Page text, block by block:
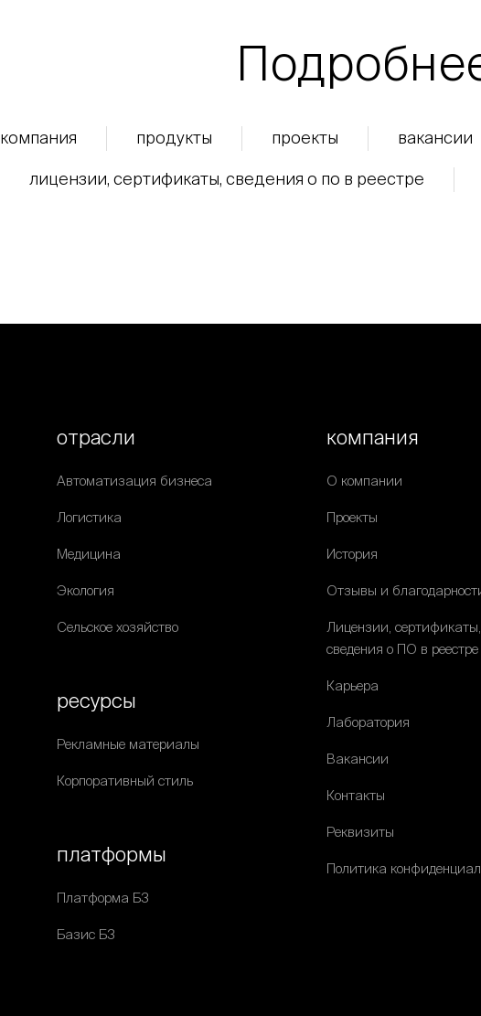
компания продукты проекты вакансии
лицензии, сертификаты, сведения о по в реестре
отрасли
Автоматизация бизнеса
Логистика
Медицина
Экология
Сельское хозяйство
ресурсы
Рекламные материалы
Корпоративный стиль
платформы
Платформа Б3
Базис Б3
компания
О компании
Проекты
История
Отзывы и
Лицензии, сертификаты,
сведения о ПО в реестре
Карьера
Лаборатория
Вакансии
Контакты
Реквизиты
Политика